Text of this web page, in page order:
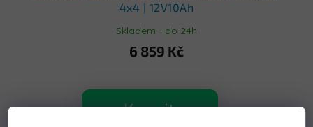
4x4 | 12V10Ah
Skladem - do 24h
6 859 Kč
Koupit